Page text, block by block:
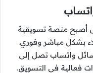
أصبح منصة تسويقية
بشكل مباشر وفوري.
واتساب تصل إلى
فعالية في التسويق.